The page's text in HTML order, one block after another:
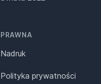
PRAWNA
Nadruk
Polityka prywatności